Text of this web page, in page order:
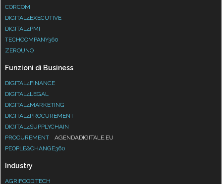
CORCOM
DIGITAL4EXECUTIVE
DIGITAL4PMI
TECHCOMPANY360
ZEROUNO
Funzioni di Business
DIGITAL4FINANCE
DIGITAL4LEGAL
DIGITAL4MARKETING
DIGITAL4PROCUREMENT
DIGITAL4SUPPLYCHAIN
PROCUREMENT
AGENDADIGITALE.EU
PEOPLE&CHANGE360
Industry
AGRIFOOD.TECH